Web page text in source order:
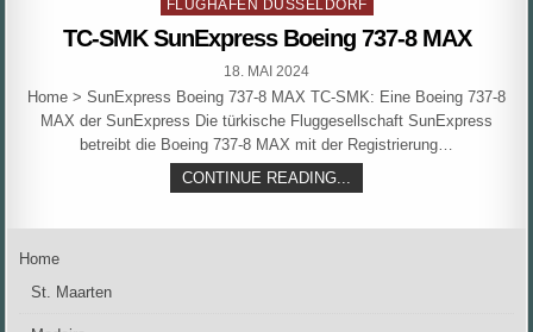
in
FLUGHAFEN DÜSSELDORF
TC-SMK SunExpress Boeing 737-8 MAX
PUBLISHED
18. MAI 2024
Home > SunExpress Boeing 737-8 MAX TC-SMK: Eine Boeing 737-8
MAX der SunExpress Die türkische Fluggesellschaft SunExpress
betreibt die Boeing 737-8 MAX mit der Registrierung…
CONTINUE READING...
SMK
BOEING
Home
St. Maarten